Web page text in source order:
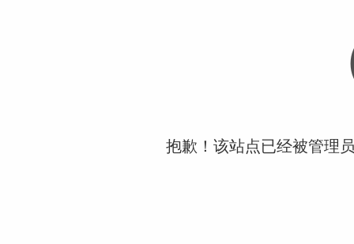
抱歉！该站点已经被管理